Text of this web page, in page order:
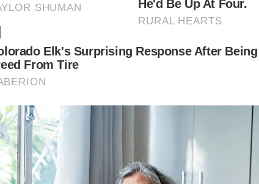
Lelaki maut tersepit, kereta dipandu langgar
Menurutnya, kes disiasat mengikut Seksyen 43(1)
Akta Pengangkutan Jalan 1987 dan jika disabitkan
hingga RM10,000 dan dipenjara tidak lebih 12 bulan
selain rekod kesalahan dicatat pada lesen
memandu.